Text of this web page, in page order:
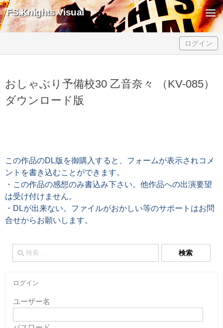
Skip to content
FS.Knights Visual
ログイン
おしゃぶり予備校30 乙音奈々 （KV-085）
ダウンロード版
この作品のDL版を御購入すると、フォームが表示されコメ
ントを書き込むことができます。
・この作品の感想のみ書込み下さい。他作品への出演要望
は受け付けません。
・DLが出来ない。ファイルがおかしい等のサポートはお問
合せからお願いします。
検
索:
ログイン
ユーザー名